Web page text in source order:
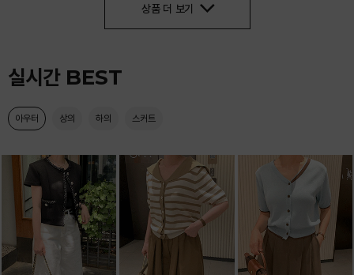
상품 더 보기
실시간 BEST
아우터 상의 하의 스커트